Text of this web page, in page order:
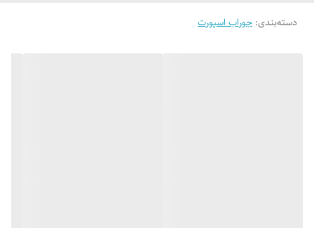
🎨 رنگ بندیش: 4 رنگ شیک طبق تصویر
دسته‌بندی: جوراب اسپورت